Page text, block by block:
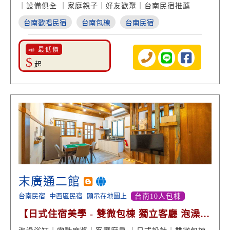
｜設備俱全 ｜家庭親子｜好友歡聚｜台南民宿推薦
台南歡唱民宿 台南包棟 台南民宿
📣 最低價
$ 起
末廣通二館
台南民宿 中西區民宿 顯示在地圖上 台南10人包棟
【日式住宿美學 - 雙微包棟 獨立客廳 泡澡放
鬆享受】